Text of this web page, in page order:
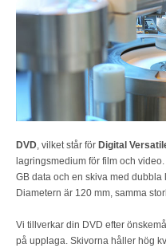
DVD, vilket står för Digital
lagringsmedium för film och
GB data och en skiva med
Diametern är 120 mm, samma
Vi tillverkar din DVD efter
på upplaga. Skivorna håller hög